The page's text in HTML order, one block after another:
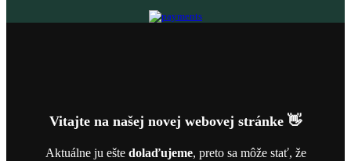
Vitajte na našej novej webovej stránke 👋
Aktuálne ju ešte dolaďujeme, preto sa môže stať, že